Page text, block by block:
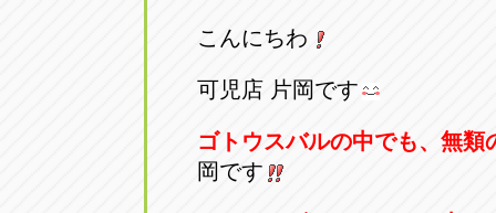
こんにちわ
可児店 片岡です
ゴトウスバルの中でも、無類
岡です